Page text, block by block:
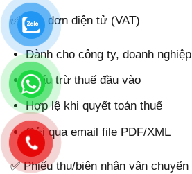
✅ Hóa đơn điện tử (VAT)
Dành cho công ty, doanh nghiệp
Khấu trừ thuế đầu vào
Hợp lệ khi quyết toán thuế
Gửi qua email file PDF/XML
✅ Phiếu thu/biên nhận vận chuyển